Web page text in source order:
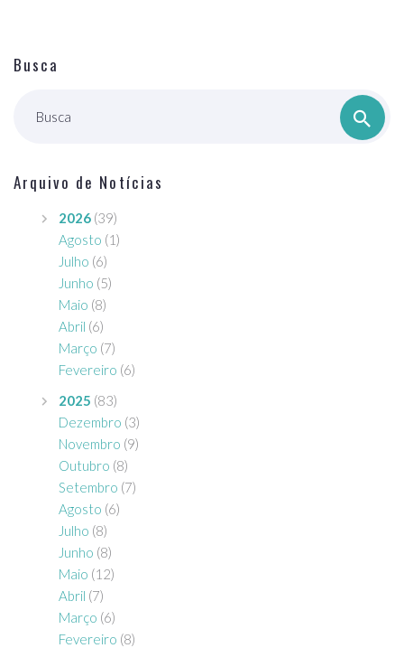
Busca
Busca
Arquivo de Notícias
2026 (39)
Agosto (1)
Julho (6)
Junho (5)
Maio (8)
Abril (6)
Março (7)
Fevereiro (6)
2025 (83)
Dezembro (3)
Novembro (9)
Outubro (8)
Setembro (7)
Agosto (6)
Julho (8)
Junho (8)
Maio (12)
Abril (7)
Março (6)
Fevereiro (8)